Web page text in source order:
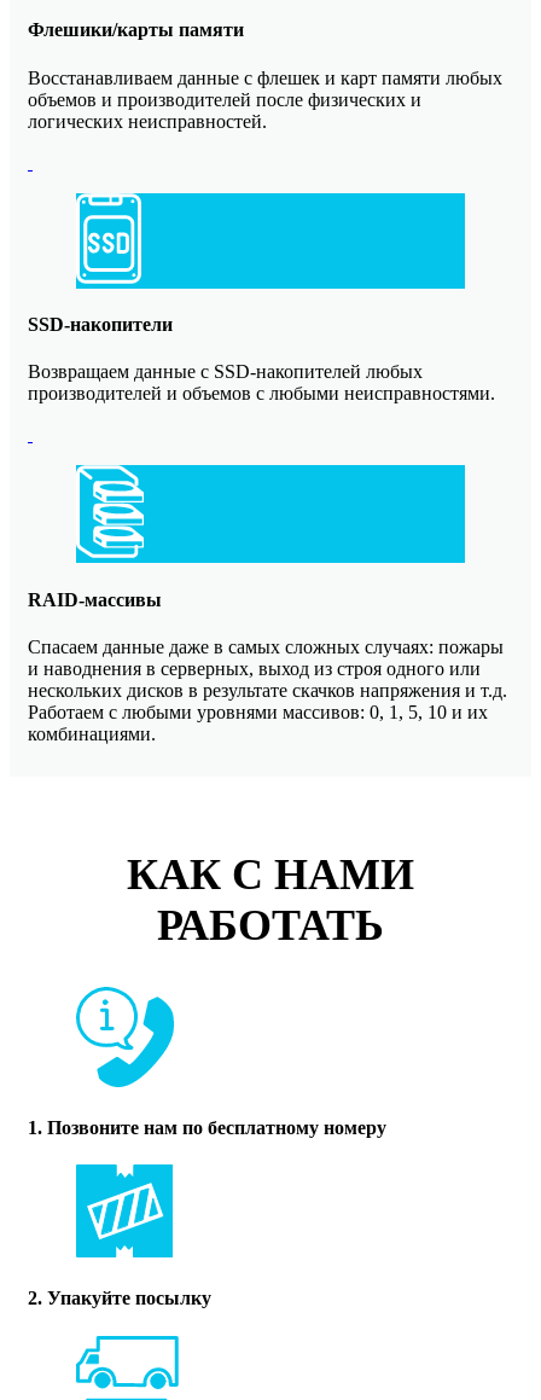
Флешики/карты памяти
Восстанавливаем данные с флешек и карт памяти любых
объемов и производителей после физических и
логических неисправностей.
SSD-накопители
Возвращаем данные с SSD-накопителей любых
производителей и объемов с любыми неисправностями.
RAID-массивы
Спасаем данные даже в самых сложных случаях: пожары
и наводнения в серверных, выход из строя одного или
нескольких дисков в результате скачков напряжения и т.д.
Работаем с любыми уровнями массивов: 0, 1, 5, 10 и их
комбинациями.
КАК С НАМИ
РАБОТАТЬ
1. Позвоните нам по бесплатному номеру
2. Упакуйте посылку